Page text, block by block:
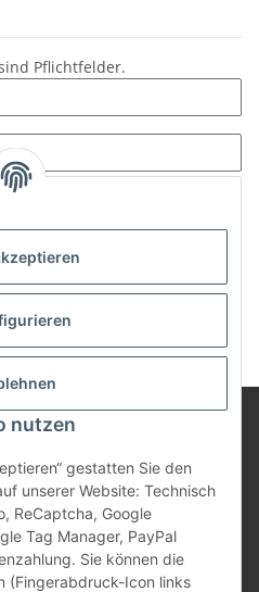
nutzen
gestatten Sie den
unserer Website: Technisch
ReCaptcha, Google
Tag Manager, PayPal
Sie können die
(Fingerabdruck-Icon links
Pflichtfelder.